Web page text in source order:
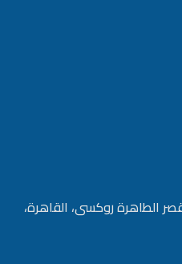
الطاهرة روكسى، القاهرة،